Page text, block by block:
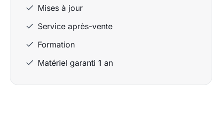
Mises à jour
Service après-vente
Formation
Matériel garanti 1 an